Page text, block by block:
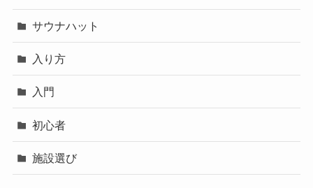
サウナハット
入り方
入門
初心者
施設選び